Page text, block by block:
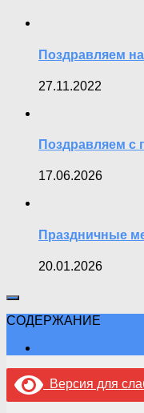
Поздравляем
27.11.2022
Поздравляем с
17.06.2026
Праздничные
20.01.2026
СОДЕРЖАНИЕ
Версия для